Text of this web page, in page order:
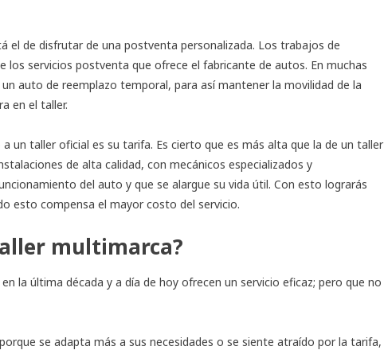
el de disfrutar de una postventa personalizada. Los trabajos de
servicios postventa que ofrece el fabricante de autos. En muchas
auto de reemplazo temporal, para así mantener la movilidad de la
en el taller.
un taller oficial es su tarifa. Es cierto que es más alta que la de un taller
de alta calidad, con mecánicos especializados y
del auto y que se alargue su vida útil. Con esto lograrás
esto compensa el mayor costo del servicio.
multimarca?
la última década y a día de hoy ofrecen un servicio eficaz; pero que no
se adapta más a sus necesidades o se siente atraído por la tarifa,